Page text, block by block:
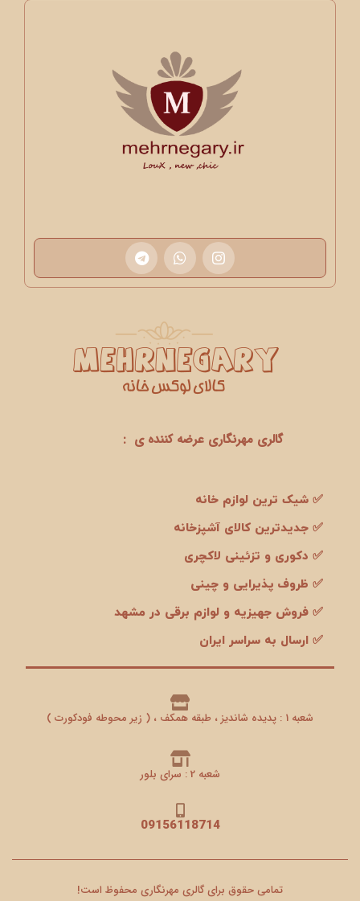
گالری مهرنگاری عرضه کننده ی :
✅ شیک ترین لوازم خانه
✅ جدیدترین کالای آشپزخانه
✅ دکوری و تزئینی لاکچری
✅ ظروف پذیرایی و چینی
✅ فروش جهیزیه و لوازم برقی در مشهد
✅ ارسال به سراسر ایران
شعبه 1 : پدیده شاندیز ، طبقه همکف ، ( زیر محوطه فودکورت )
شعبه 2 : سرای بلور
09156118714
تمامی حقوق برای گالری مهرنگاری محفوظ است!